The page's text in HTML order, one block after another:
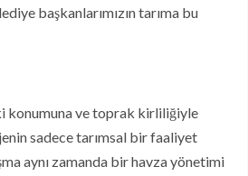
başkanlarımızın tarıma bu
konumuna ve toprak kirliliğiyle
sadece tarımsal bir faaliyet
aynı zamanda bir havza yönetimi